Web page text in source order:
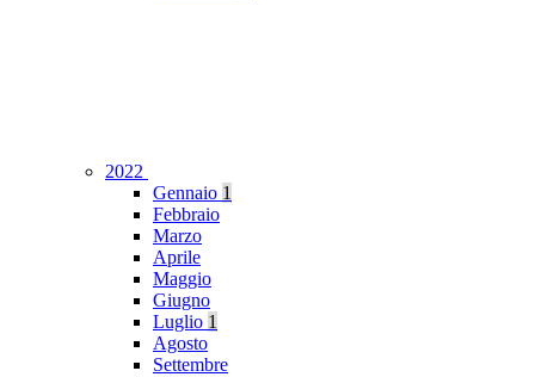
2022
Gennaio 1
Febbraio
Marzo
Aprile
Maggio
Giugno
Luglio 1
Agosto
Settembre